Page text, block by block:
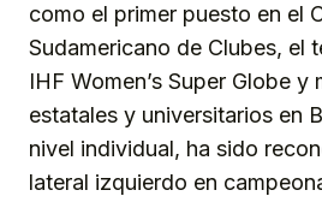
como el primer puesto en el
Sudamericano de Clubes, el
IHF Women’s Super Globe
estatales y universitarios en
nivel individual, ha sido
lateral izquierdo en